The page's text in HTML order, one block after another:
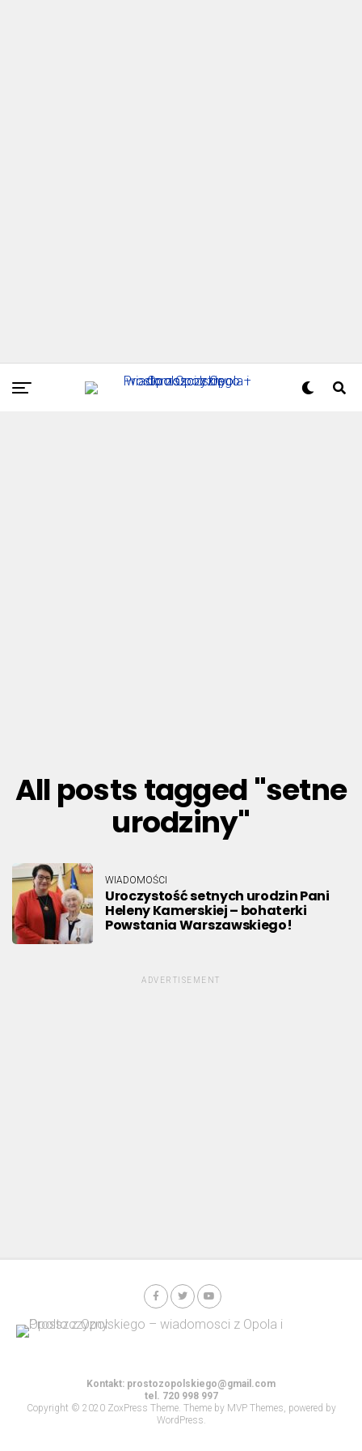
All posts tagged "setne
urodziny"
WIADOMOŚCI
Uroczystość setnych urodzin Pani
Heleny Kamerskiej – bohaterki
Powstania Warszawskiego!
ADVERTISEMENT
Kontakt: prostozopolskiego@gmail.com
tel. 720 998 997
Copyright © 2020 ZoxPress Theme. Theme by MVP Themes, powered by
WordPress.